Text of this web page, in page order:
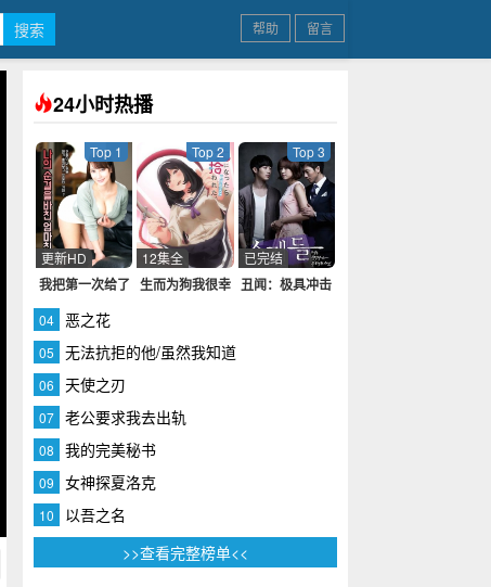
帮助 留言
24小时热播
我把第一次给了
妈妈的朋友真央
酱
Top 1
更新HD
生而为狗我很幸
Top 2
12集全
丑闻：极具冲击
Top 3
已完结
04 恶之花
05 无法抗拒的他/虽然我知道
06 天使之刃
07 老公要求我去出轨
08 我的完美秘书
09 女神探夏洛克
10
以吾之名
>>查看完整榜单<<